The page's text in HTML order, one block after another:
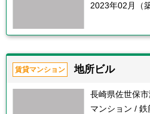
2023年02月（
賃貸マンション 地所ビル
長崎県佐世保
マンション /